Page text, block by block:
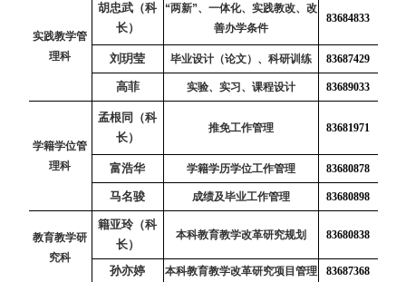
实践教学管
理科
胡忠武（科
长）
“两新”、一体化、实践教改、改
善办学条件
83684833
刘玥莹 毕业设计（论文）、科研训练 83687429
高菲 实验、实习、课程设计 83689033
学籍学位管
理科
孟根同（科
长）
推免工作管理 83681971
富浩华 学籍学历学位工作管理 83680878
马名骏 成绩及毕业工作管理 83680898
教育教学研
究科
籍亚玲（科
长）
本科教育教学改革研究规划 83680838
孙亦婷 本科教育教学改革研究项目管理
83687368